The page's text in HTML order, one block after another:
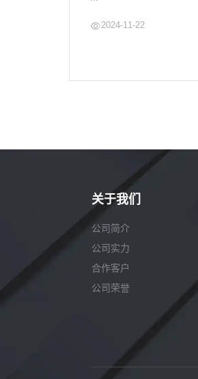
2024-11-22
关于我们
公司简介
公司实力
合作客户
公司荣誉